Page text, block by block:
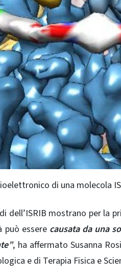
di una molecola
dell’ISRIB mostrano per la
può esserecausata da una
, ha affermato Susanna
e di Terapia Fisica e